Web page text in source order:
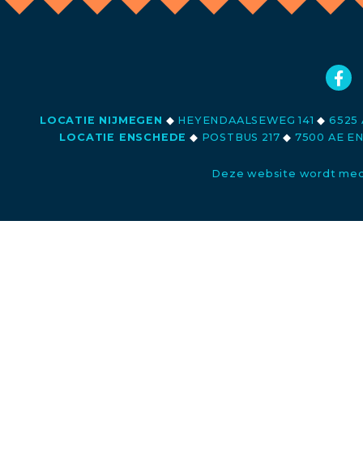
LOCATIE NIJMEGEN ◆ HEYENDAALSEWEG 141◆ 6525
LOCATIE ENSCHEDE ◆ POSTBUS 217◆ 7500 AE
Deze website wordt